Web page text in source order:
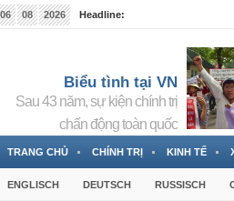
06 08 2026
Headline:
Biểu tình tại VN
Sau 43 năm, sự kiện chính trị
chấn động toàn quốc
TRANG CHỦ CHÍNH TRỊ KINH TẾ
ENGLISCH DEUTSCH RUSSISCH